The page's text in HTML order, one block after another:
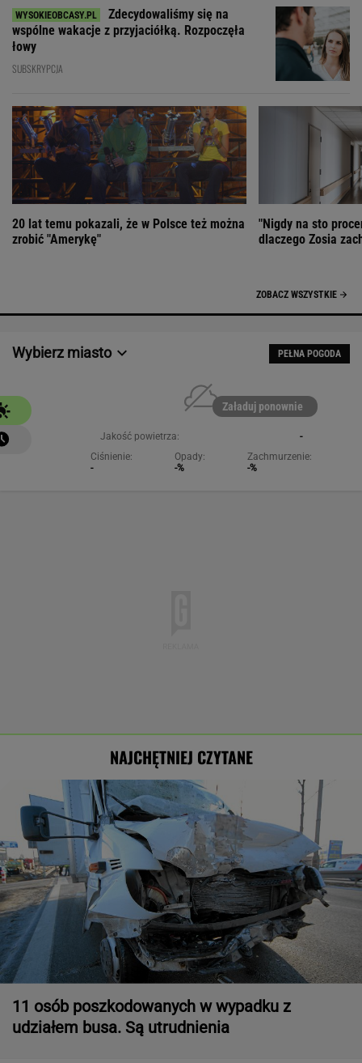
Zdecydowaliśmy się na
wspólne wakacje z przyjaciółką. Rozpoczęła
łowy
SUBSKRYPCJA
20 lat temu pokazali, że w Polsce też można
zrobić "Amerykę"
"Nigdy na sto
dlaczego Zosia
ZOBACZ WSZYSTKIE
Wybierz miasto PEŁNA POGODA
Załaduj ponownie
Jakość powietrza:
-
Ciśnienie:
-
Opady:
-%
Zachmurzenie:
-%
NAJCHĘTNIEJ CZYTANE
11 osób poszkodowanych w wypadku z
udziałem busa. Są utrudnienia